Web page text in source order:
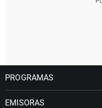
PROGRAMAS
EMISORAS